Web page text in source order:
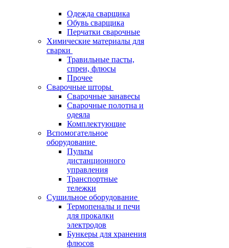
Одежда сварщика
Обувь сварщика
Перчатки сварочные
Химические материалы для
сварки
Травильные пасты,
спреи, флюсы
Прочее
Сварочные шторы
Сварочные занавесы
Сварочные полотна и
одеяла
Комплектующие
Вспомогательное
оборудование
Пульты
дистанционного
управления
Транспортные
тележки
Сушильное оборудование
Термопеналы и печи
для прокалки
электродов
Бункеры для хранения
флюсов